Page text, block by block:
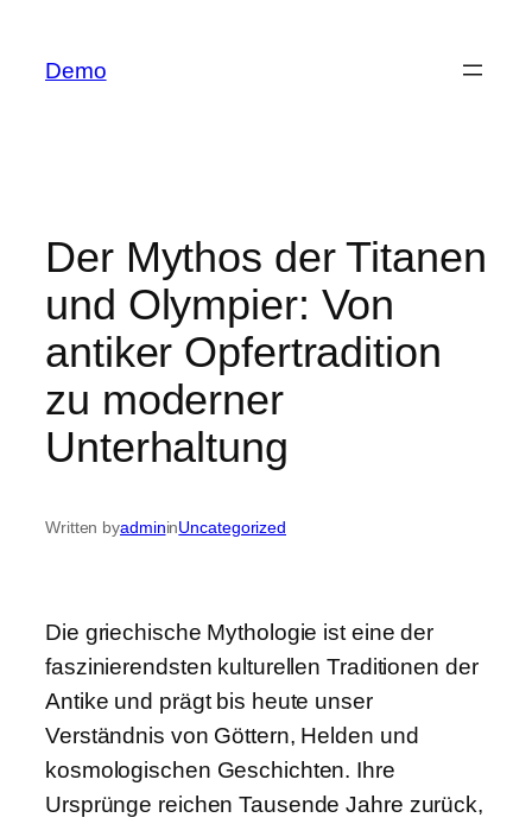
Demo
Der Mythos der Titanen
und Olympier: Von
antiker Opfertradition
zu moderner
Unterhaltung
Written byadmininUncategorized
Die griechische Mythologie ist eine der
faszinierendsten kulturellen Traditionen der
Antike und prägt bis heute unser
Verständnis von Göttern, Helden und
kosmologischen Geschichten. Ihre
Ursprünge reichen Tausende Jahre zurück,